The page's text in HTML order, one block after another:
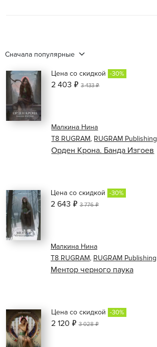
Сначала популярные
Орден Крона. Банда Изгоев
Малкина Нина
Т8 RUGRAM, RUGRAM Publishing
Цена со скидкой -30%
2 403 ₽3 433 ₽
Ментор черного паука
Малкина Нина
Т8 RUGRAM, RUGRAM Publishing
Цена со скидкой -30%
2 643 ₽ 3 776 ₽
Цена со скидкой -30%
2 120 ₽3 028 ₽